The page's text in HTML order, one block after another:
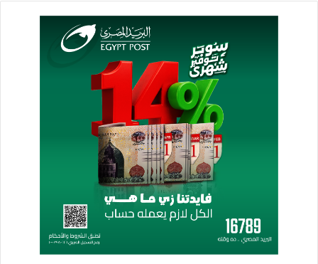
الشهادات وربط الودائع وبالإضافة الي الخدمات البنكية الرقمية التي
يقدمها البنك مثل المحافظ الالكترونية وخدمة الإنترنت البنكي.
وأعرب طارق فايد رئيس مجلس الادارة والرئيس التنفيذي لبنك
القاهرة إعتزاز البنك بالإنضمام لتلك الشراكة الإستراتيجية مع شركة
IBAG – وكيل ويسترن يونيون بمصر- والتى تأتى في إطار جهود البنك
المتواصلة لدعم نشاط خدمات تحويل الأموال بما يتماشى مع
توجيهات البنك المركزي المصري نحو دمج قطاع التحويلات غير
الرسمي إلى القطاع المصرفي وتعزيز الشمول المالي.
وأشار إلى أن تلك الشراكة تسهم فى التيسير على المصريين فى
الخارج وذويهم لإرسال وإستقبال حوالتهم عبر شبكة واسعة من فروع
بنك القاهرة الممتدة من الدلتا للصعيد والبالغ عددها 248 فرع ووحدة
مصرفية والمنتشرة بكافة أنحاء الجمهورية وبما يسهم في زيادة